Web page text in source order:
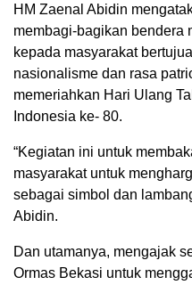
HM Zaenal Abidin
membagi-bagikan bendera
kepada masyarakat
nasionalisme dan rasa
memeriahkan Hari Ulang
Indonesia ke- 80.
“Kegiatan ini untuk
masyarakat untuk
sebagai simbol dan
Abidin.
Dan utamanya, mengajak
Ormas Bekasi untuk